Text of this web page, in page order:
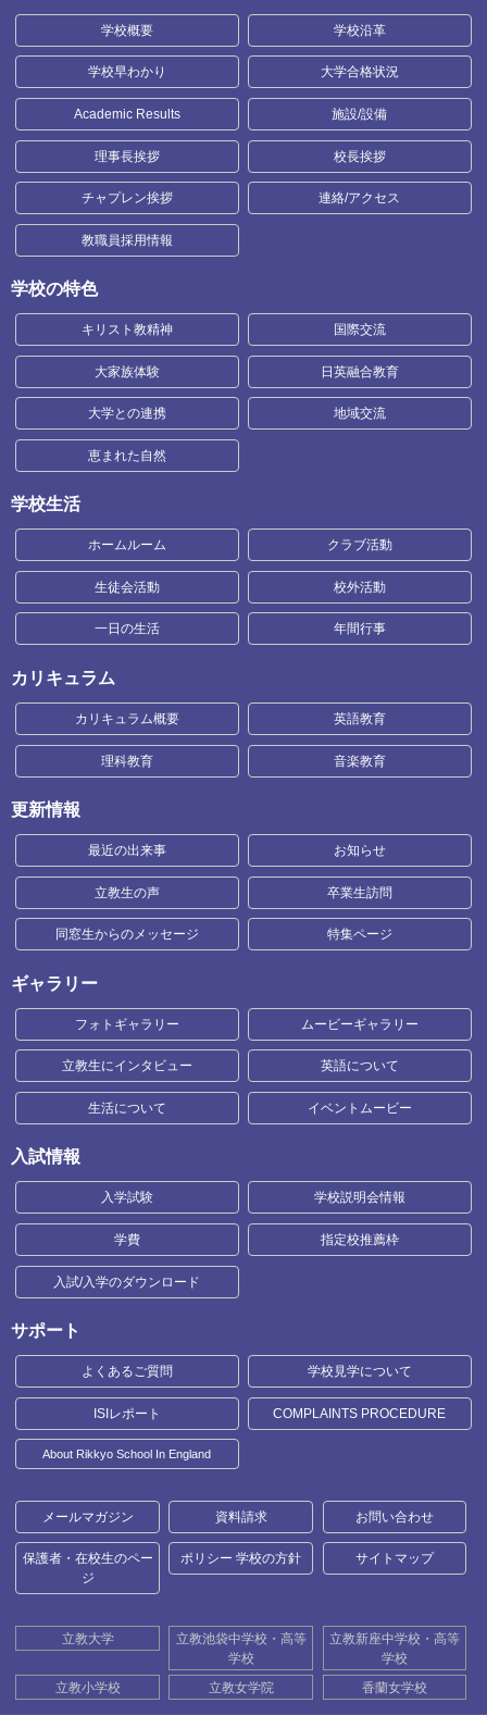
学校概要 学校沿革
学校早わかり 大学合格状況
Academic Results 施設/設備
理事長挨拶 校長挨拶
チャプレン挨拶 連絡/アクセス
教職員採用情報
学校の特色
キリスト教精神 国際交流
大家族体験 日英融合教育
大学との連携 地域交流
恵まれた自然
学校生活
ホームルーム クラブ活動
生徒会活動 校外活動
一日の生活 年間行事
カリキュラム
カリキュラム概要 英語教育
理科教育 音楽教育
更新情報
最近の出来事 お知らせ
立教生の声 卒業生訪問
同窓生からのメッセージ 特集ページ
ギャラリー
フォトギャラリー ムービーギャラリー
立教生にインタビュー 英語について
生活について イベントムービー
入試情報
入学試験 学校説明会情報
学費 指定校推薦枠
入試/入学のダウンロード
サポート
よくあるご質問 学校見学について
ISIレポート COMPLAINTS PROCEDURE
About Rikkyo School In England
メールマガジン 資料請求 お問い合わせ
保護者・在校生のペー
ジ
ポリシー 学校の方針 サイトマップ
立教大学
立教池袋中学校・高等
学校
立教新座中学校・高等
学校
立教小学校
立教女学院 香蘭女学校